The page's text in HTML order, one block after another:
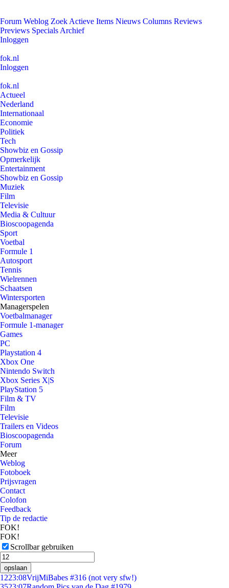
Forum Weblog Zoek Actieve Items Nieuws Columns Reviews
Previews Specials Archief
Inloggen
fok.nl
Inloggen
fok.nl
Actueel
Nederland
Internationaal
Economie
Politiek
Tech
Showbiz en Gossip
Opmerkelijk
Entertainment
Showbiz en Gossip
Muziek
Film
Televisie
Media & Cultuur
Bioscoopagenda
Sport
Voetbal
Formule 1
Autosport
Tennis
Wielrennen
Schaatsen
Wintersporten
Managerspelen
Voetbalmanager
Formule 1-manager
Games
PC
Playstation 4
Xbox One
Nintendo Switch
Xbox Series X|S
PlayStation 5
Film & TV
Film
Televisie
Trailers en Videos
Bioscoopagenda
Forum
Meer
Weblog
Fotoboek
Prijsvragen
Contact
Colofon
Feedback
Tip de redactie
FOK!
FOK!
Scrollbar gebruiken
opslaan
1223:08VrijMiBabes #316 (not very sfw!)